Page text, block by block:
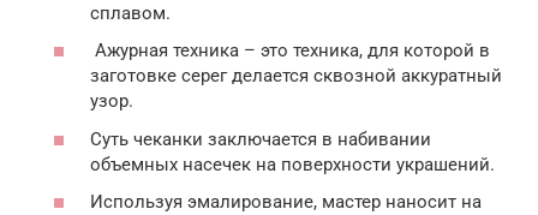
сплавом.
Ажурная техника – это техника, для которой в
заготовке серег делается сквозной аккуратный
узор.
Суть чеканки заключается в набивании
объемных насечек на поверхности украшений.
Используя эмалирование, мастер наносит на